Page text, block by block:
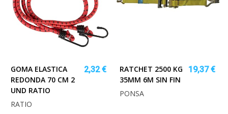
GOMA ELASTICA
REDONDA 70 CM 2
UND RATIO
2,32 €
RATIO
RATCHET 2500 KG
35MM 6M SIN FIN
19,37 €
PONSA